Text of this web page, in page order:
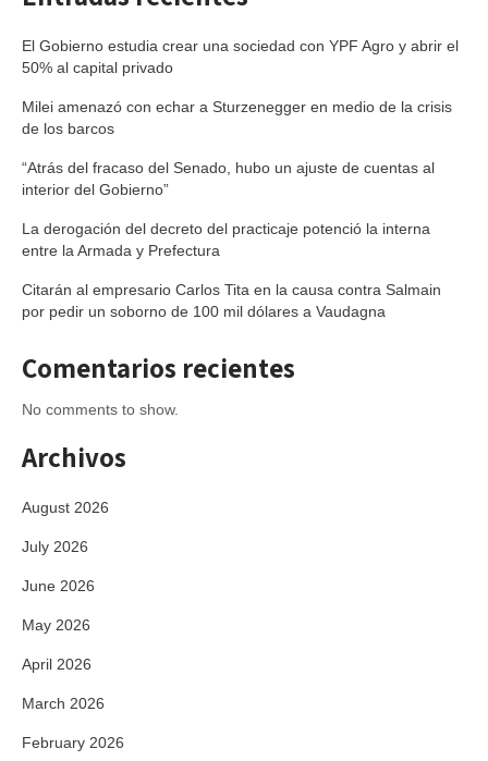
El Gobierno estudia crear una sociedad con YPF Agro y abrir el
50% al capital privado
Milei amenazó con echar a Sturzenegger en medio de la crisis
de los barcos
“Atrás del fracaso del Senado, hubo un ajuste de cuentas al
interior del Gobierno”
La derogación del decreto del practicaje potenció la interna
entre la Armada y Prefectura
Citarán al empresario Carlos Tita en la causa contra Salmain
por pedir un soborno de 100 mil dólares a Vaudagna
Comentarios recientes
No comments to show.
Archivos
August 2026
July 2026
June 2026
May 2026
April 2026
March 2026
February 2026